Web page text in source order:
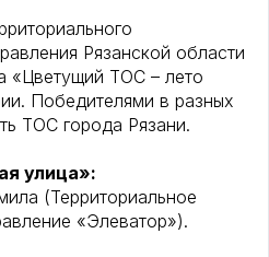
Рязанской области
«Цветущий ТОС – лето
Победителями в разных
ТОС города Рязани.
улица»:
(Территориальное
«Элеватор»).